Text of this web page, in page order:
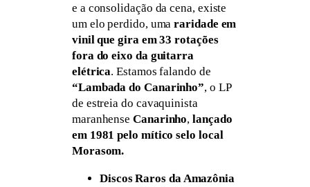
e a consolidação da cena, existe
um elo perdido, umararidade em
vinil que gira em 33 rotações
fora do eixo da guitarra
elétrica. Estamos falando de
“Lambada do Canarinho”, o LP
de estreia do cavaquinista
maranhenseCanarinho,lançado
em 1981 pelo mítico selo local
Morasom.
Discos Raros da Amazônia